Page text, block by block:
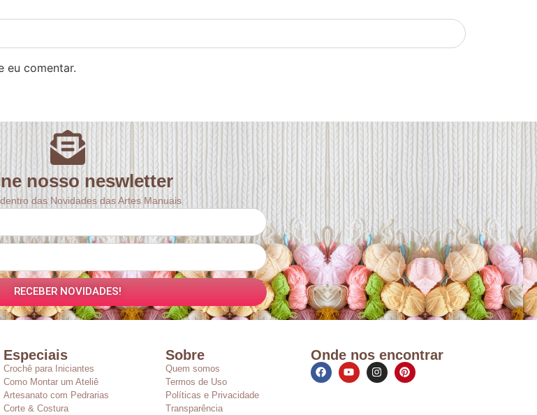
eu comentar.
nosso neswletter
das Novidades das Artes Manuais
RECEBER NOVIDADES!
Especiais
Crochê para Iniciantes
Como Montar um Ateliê
Artesanato com Pedrarias
Corte & Costura
Sobre
Quem somos
Termos de Uso
Políticas e Privacidade
Transparência
Onde nos encontrar